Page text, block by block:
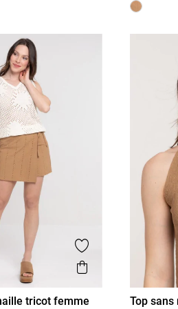
Ajouter aux
Aperçu rapide
tricot femme Top